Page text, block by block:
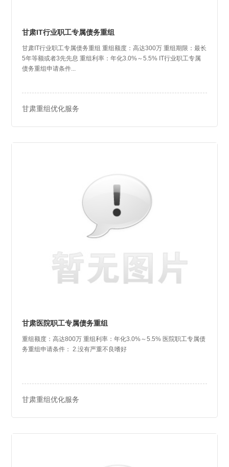
甘肃IT行业职工专属债务重组
甘肃IT行业职工专属债务重组 重组额度：高达300万 重组期限：最长
5年等额或者3先先息 重组利率：年化3.0%～5.5% IT行业职工专属
债务重组申请条件...
甘肃重组优化服务
甘肃医院职工专属债务重组
重组额度：高达800万 重组利率：年化3.0%～5.5% 医院职工专属债
务重组申请条件： 2.没有严重不良嗜好
甘肃重组优化服务